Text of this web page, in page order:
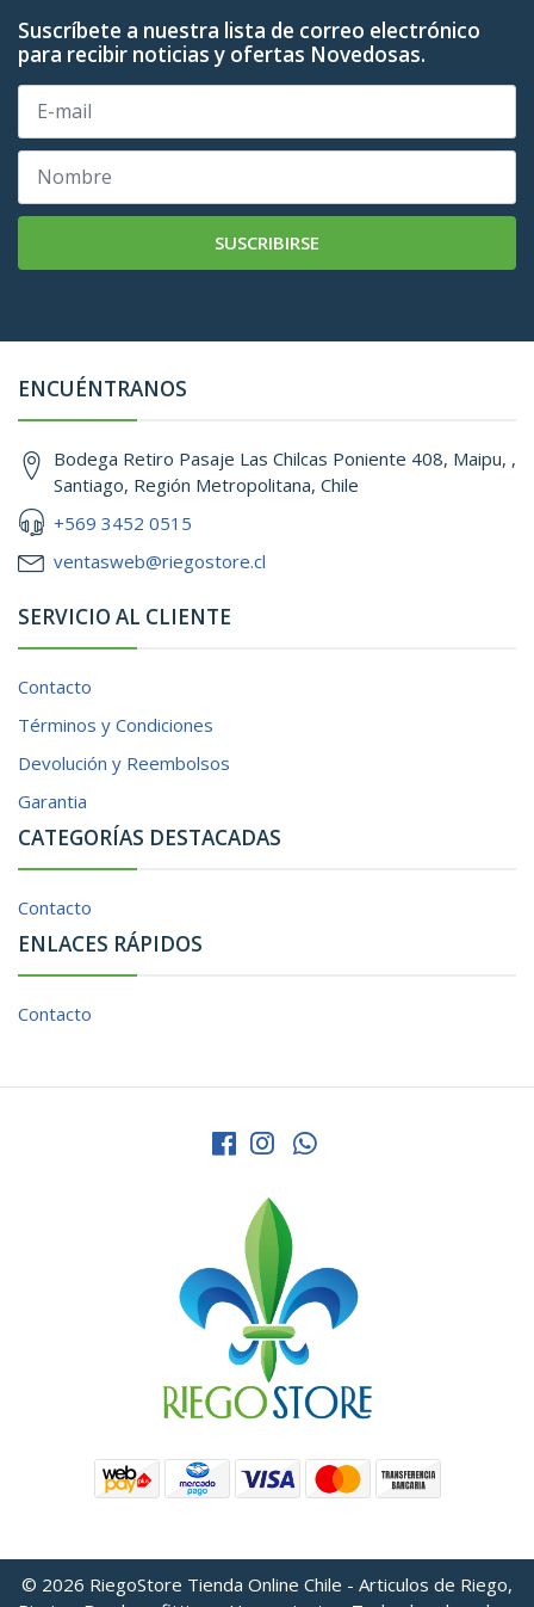
Suscríbete a nuestra lista de correo electrónico
para recibir noticias y ofertas Novedosas.
SUSCRIBIRSE
ENCUÉNTRANOS
Bodega Retiro Pasaje Las Chilcas Poniente 408, Maipu, ,
Santiago, Región Metropolitana, Chile
+569 3452 0515
ventasweb@riegostore.cl
SERVICIO AL CLIENTE
Contacto
Términos y Condiciones
Devolución y Reembolsos
Garantia
CATEGORÍAS DESTACADAS
Contacto
ENLACES RÁPIDOS
Contacto
© 2026 RiegoStore Tienda Online Chile - Articulos de Riego,